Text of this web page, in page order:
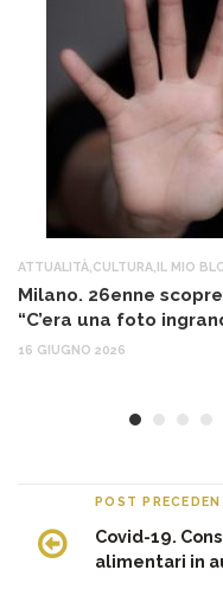
ATTUALITÀ,CULTURA, IL MIO
Milano. 26enne
“C’era una foto
16 GIUGNO 2026
POST
Covid-19.
alimentari in